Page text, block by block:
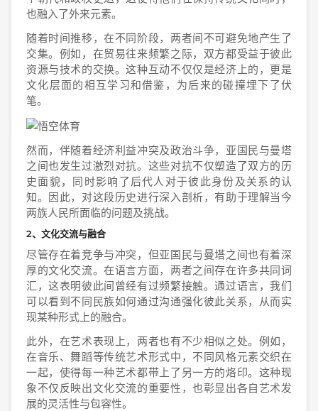
也融入了外来元素。
随着时间推移，在不同阶段，两者间不可避免地产生了
交集。例如，在贸易往来频繁之际，双方都受益于彼此
资源与技术的交换。这种互动不仅仅是经济上的，更是
文化层面的相互学习和借鉴，为后来的碰撞埋下了伏
笔。
然而，伴随着经济利益冲突及政治斗争，亚国民与曼塔
之间也发生过激烈对抗。这些对抗不仅塑造了双方的历
史面貌，同时影响了后代人对于彼此身份及关系的认
知。因此，对这段历史进行深入剖析，有助于理解当今
两族人民所面临的问题及挑战。
2、文化交流与融合
尽管存在着竞争与冲突，但亚国民与曼塔之间也有着深
厚的文化交流。在语言方面，两者之间存在许多共同词
汇，这表明彼此间曾经有过频繁接触。通过语言，我们
可以看到不同民族如何通过沟通强化彼此关系，从而实
现某种形式上的融合。
此外，在艺术表现上，两者也有不少相似之处。例如，
在音乐、舞蹈等传统艺术形式中，不同风格元素交织在
一起，使得每一种艺术都带上了另一方的烙印。这种现
象不仅反映出文化交流的重要性，也彰显出各自艺术发
展的灵活性与包容性。